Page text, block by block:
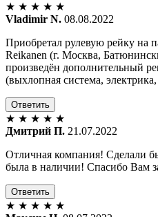
★ ★ ★ ★ ★
Vladimir N. 08.08.2022
Приобретал рулевую рейку на
Reikanen (г. Москва,
произведён дополнительный
(выхлопная система,
Ответить
★ ★ ★ ★ ★
Дмитрий П. 21.07.2022
Отличная компания! Сделали
была в наличии! Спасибо Вам
Ответить
★ ★ ★ ★ ★